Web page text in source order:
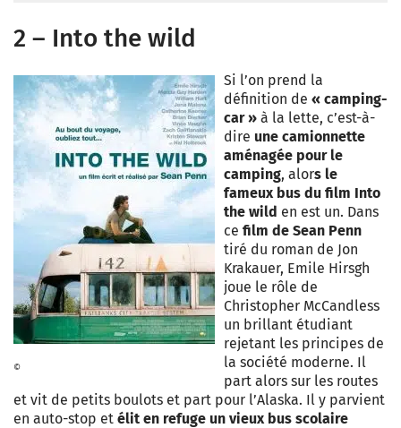
2 – Into the wild
©
Si l’on prend la
définition de « camping-
car » à la lette, c’est-à-
dire une camionnette
aménagée pour le
camping, alors le
fameux bus du film Into
the wild en est un. Dans
ce film de Sean Penn
tiré du roman de Jon
Krakauer, Emile Hirsgh
joue le rôle de
Christopher McCandless
un brillant étudiant
rejetant les principes de
la société moderne. Il
part alors sur les routes
et vit de petits boulots et part pour l’Alaska. Il y parvient
en auto-stop et élit en refuge un vieux bus scolaire